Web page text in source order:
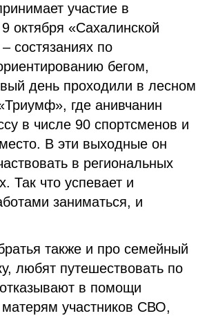
участие в
октября «Сахалинской
состязаниях по
бегом,
день проходили в лесном
где анивчанин
в числе 90 спортсменов и
В эти выходные он
в региональных
Так что успевает и
заниматься, и
также и про семейный
любят путешествовать по
в помощи
участников СВО,